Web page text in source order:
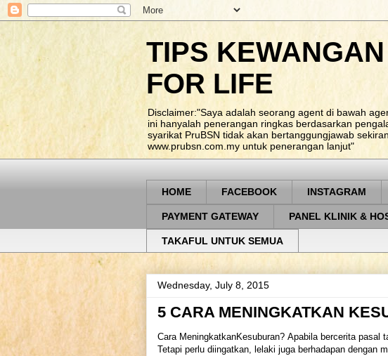
TIPS
FOR LIFE
Disclaimer:"Saya adalah seorang agent di bawah
ini hanyalah penerangan ringkas berdasarkan
syarikat PruBSN tidak akan bertanggungjawab
www.prubsn.com.my untuk penerangan lanjut"
HOME FACEBOOK INSTAGRAM
PAYMENT GATEWAY PANEL KLINIK &
TAKAFUL UNTUK SEMUA
Wednesday, July 8, 2015
5 CARA MENINGKATKAN
Cara MeningkatkanKesuburan? Apabila bercerita pasal
Tetapi perlu diingatkan, lelaki juga berhadapan dengan